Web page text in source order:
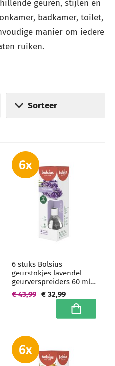
geuren, stijlen en
badkamer, toilet,
manier om iedere
ruiken.
Sorteer
6 stuks Bolsius
geurstokjes lavendel
geurverspreiders 60 ml -
grootverpakking
€ 32,99
€ 43,99
In